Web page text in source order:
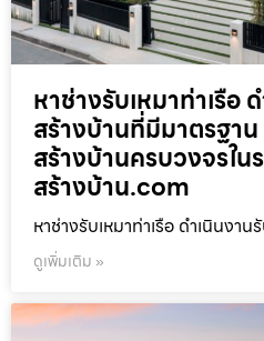
หาช่างรับเหมาท่าเรือ
สร้างบ้านที่มีมาตรฐา
สร้างบ้านครบวงจรใน
สร้างบ้าน.com
หาช่างรับเหมาท่าเรือ ดำเนินงาน
ดูเพิ่มเติม »